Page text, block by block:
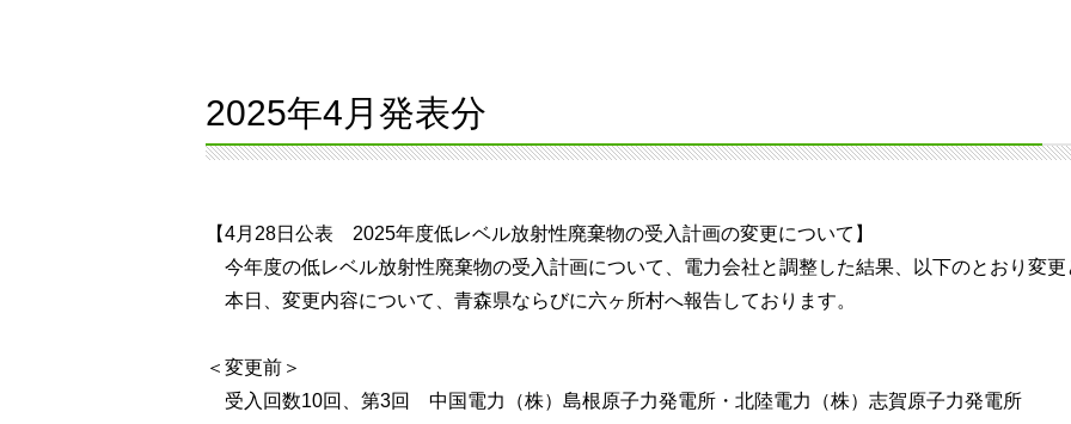
2025年4月発表分
【4月28日公表 2025年度低レベル放射性廃棄物の受入計画の変更について】
今年度の低レベル放射性廃棄物の受入計画について、電力会社と調整した結果、以下のとおり変更
本日、変更内容について、青森県ならびに六ヶ所村へ報告しております。
＜変更前＞
受入回数10回、第3回 中国電力（株）島根原子力発電所・北陸電力（株）志賀原子力発電所